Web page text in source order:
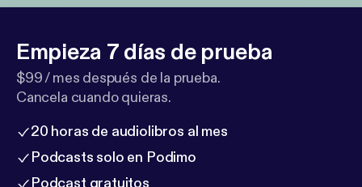
Empieza 7 días de prueba
$99 / mes después de la prueba.
Cancela cuando quieras.
20 horas de audiolibros al mes
Podcasts solo en Podimo